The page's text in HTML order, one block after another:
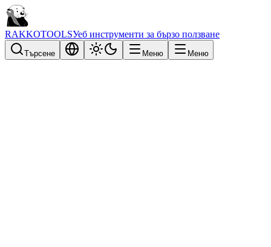
RAKKOTOOLSУеб инструменти за бързо ползване
Търсене Меню Меню